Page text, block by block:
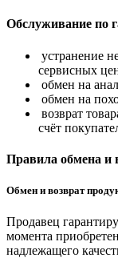
Обслуживание по
устранение
сервисных
обмен на
обмен на
возврат
счёт
Правила обмена и
Обмен и возврат
Продавец
момента
надлежащего